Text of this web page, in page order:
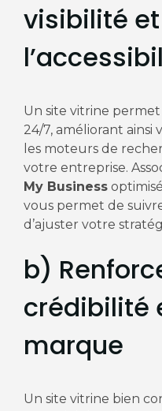
visibilité et
Un site vitrine
24/7, améliorant
les moteurs de
votre entreprise.
My Business
vous permet de
d’ajuster votre
b)
crédibilité
marque
Un site vitrine bien